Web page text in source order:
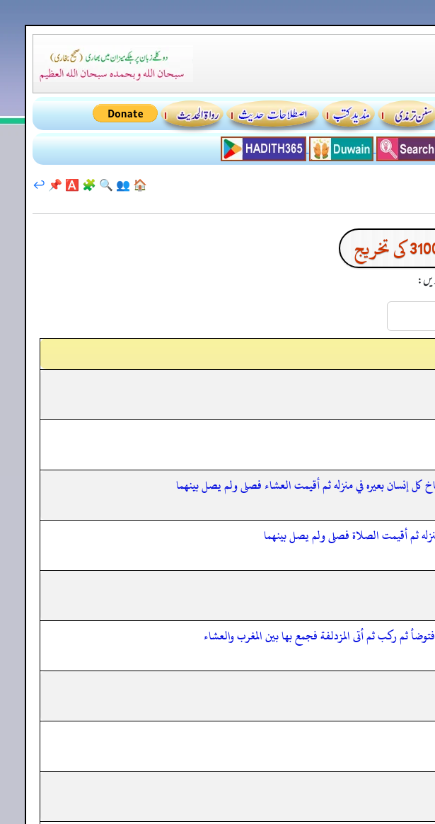
🏠
👥
🔍
🧩
🅰️
📌
↩️
إنسان بعيره في منزله ثم أقيمت العشاء فصلى ولم يصل بينهما
ثم أقيمت الصلاة فصلى ولم يصل بينهما
ثم ركب ثم أتى المزدلفة فجمع بها بين المغرب والعشاء